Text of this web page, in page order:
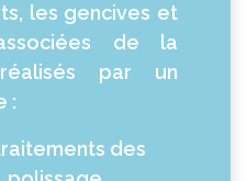
les gencives et
de la
par un
:
des